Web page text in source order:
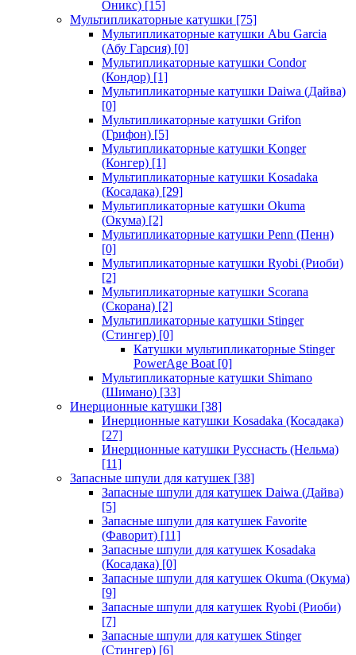
Оникс) [15]
Мультипликаторные катушки [75]
Мультипликаторные катушки Abu Garcia
(Абу Гарсия) [0]
Мультипликаторные катушки Condor
(Кондор) [1]
Мультипликаторные катушки Daiwa (Дайва)
[0]
Мультипликаторные катушки Grifon
(Грифон) [5]
Мультипликаторные катушки Konger
(Конгер) [1]
Мультипликаторные катушки Kosadaka
(Косадака) [29]
Мультипликаторные катушки Okuma
(Окума) [2]
Мультипликаторные катушки Penn (Пенн)
[0]
Мультипликаторные катушки Ryobi (Риоби)
[2]
Мультипликаторные катушки Scorana
(Скорана) [2]
Мультипликаторные катушки Stinger
(Стингер) [0]
Катушки мультипликаторные Stinger
PowerAge Boat [0]
Мультипликаторные катушки Shimano
(Шимано) [33]
Инерционные катушки [38]
Инерционные катушки Kosadaka (Косадака)
[27]
Инерционные катушки Русснасть (Нельма)
[11]
Запасные шпули для катушек [38]
Запасные шпули для катушек Daiwa (Дайва)
[5]
Запасные шпули для катушек Favorite
(Фаворит) [11]
Запасные шпули для катушек Kosadaka
(Косадака) [0]
Запасные шпули для катушек Okuma (Окума)
[9]
Запасные шпули для катушек Ryobi (Риоби)
[7]
Запасные шпули для катушек Stinger
(Стингер) [6]